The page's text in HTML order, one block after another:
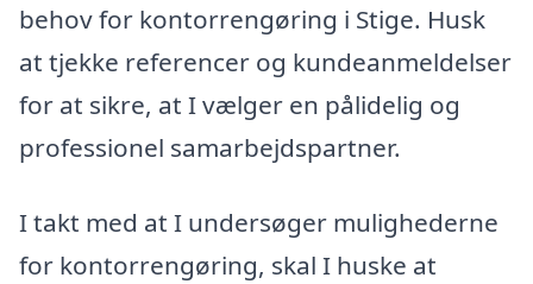
behov for kontorrengøring i Stige. Husk
at tjekke referencer og kundeanmeldelser
for at sikre, at I vælger en pålidelig og
professionel samarbejdspartner.
I takt med at I undersøger mulighederne
for kontorrengøring, skal I huske at